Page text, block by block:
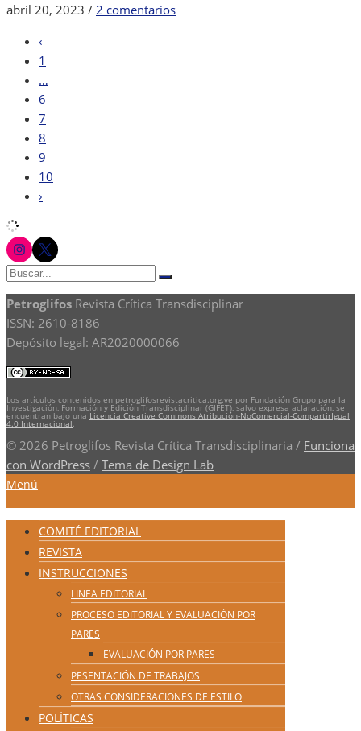
abril 20, 2023 / 2 comentariosen
‹
1
…
6
7
8
9
10
›
instagram
twitter
Buscar:
Buscar
Petroglifos Revista Crítica Transdisciplinar
ISSN: 2610-8186
Depósito legal: AR2020000066
Los artículos contenidos en petroglifosrevistacritica.org.ve por Fundación Grupo para la
Investigación, Formación y Edición Transdisciplinar (GIFET), salvo expresa aclaración, se
encuentran bajo una Licencia Creative Commons Atribución-NoComercial-CompartirIgual
4.0 Internacional.
© 2026 Petroglifos Revista Crítica Transdisciplinaria / Funciona
con WordPress / Tema de Design Lab
Menú
COMITÉ EDITORIAL
REVISTA
INSTRUCCIONES
LINEA EDITORIAL
PROCESO EDITORIAL Y EVALUACIÓN POR
PARES
EVALUACIÓN POR PARES
PESENTACIÓN DE TRABAJOS
OTRAS CONSIDERACIONES DE ESTILO
POLÍTICAS